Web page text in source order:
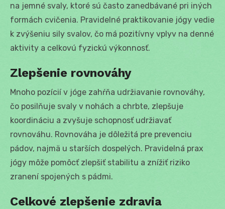
na jemné svaly, ktoré sú často zanedbávané pri iných
formách cvičenia. Pravidelné praktikovanie jógy vedie
k zvýšeniu sily svalov, čo má pozitívny vplyv na denné
aktivity a celkovú fyzickú výkonnosť.
Zlepšenie rovnováhy
Mnoho pozícií v jóge zahŕňa udržiavanie rovnováhy,
čo posilňuje svaly v nohách a chrbte, zlepšuje
koordináciu a zvyšuje schopnosť udržiavať
rovnováhu. Rovnováha je dôležitá pre prevenciu
pádov, najmä u starších dospelých. Pravidelná prax
jógy môže pomôcť zlepšiť stabilitu a znížiť riziko
zranení spojených s pádmi.
Celkové zlepšenie zdravia